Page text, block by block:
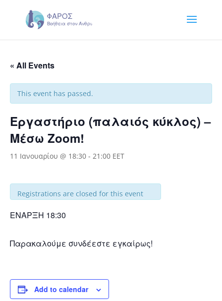
« All Events
This event has passed.
Εργαστήριο (παλαιός κύκλος) –
Μέσω Zoom!
11 Ιανουαρίου @ 18:30 - 21:00 EET
Registrations are closed for this event
ΕΝΑΡΞΗ 18:30
Παρακαλούμε συνδέεστε εγκαίρως!
Add to calendar